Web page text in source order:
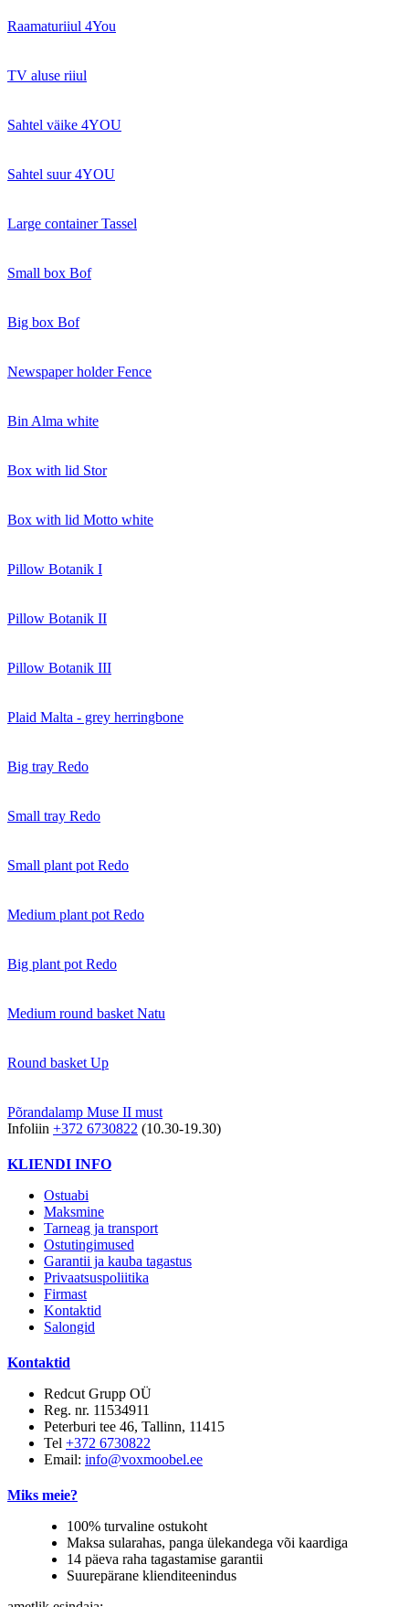
Raamaturiiul 4You
TV aluse riiul
Sahtel väike 4YOU
Sahtel suur 4YOU
Large container Tassel
Small box Bof
Big box Bof
Newspaper holder Fence
Bin Alma white
Box with lid Stor
Box with lid Motto white
Pillow Botanik I
Pillow Botanik II
Pillow Botanik III
Plaid Malta - grey herringbone
Big tray Redo
Small tray Redo
Small plant pot Redo
Medium plant pot Redo
Big plant pot Redo
Medium round basket Natu
Round basket Up
Põrandalamp Muse II must
Infoliin +372 6730822 (10.30-19.30)
KLIENDI INFO
Ostuabi
Maksmine
Tarneag ja transport
Ostutingimused
Garantii ja kauba tagastus
Privaatsuspoliitika
Firmast
Kontaktid
Salongid
Kontaktid
Redcut Grupp OÜ
Reg. nr. 11534911
Peterburi tee 46, Tallinn, 11415
Tel +372 6730822
Email: info@voxmoobel.ee
Miks meie?
100% turvaline ostukoht
Maksa sularahas, panga ülekandega või kaardiga
14 päeva raha tagastamise garantii
Suurepärane klienditeenindus